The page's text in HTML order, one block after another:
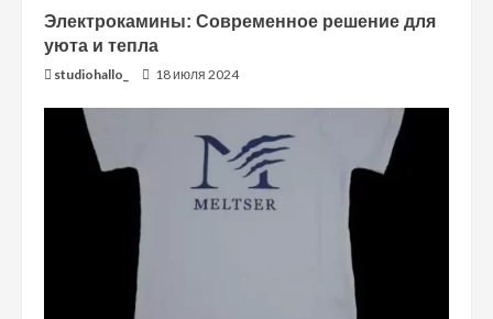
Электрокамины: Современное решение для
уюта и тепла
studiohallo_ 18 июля 2024